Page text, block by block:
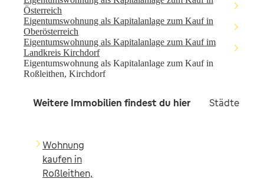
Österreich
Eigentumswohnung als Kapitalanlage zum Kauf in
Oberösterreich
Eigentumswohnung als Kapitalanlage zum Kauf im
Landkreis Kirchdorf
Eigentumswohnung als Kapitalanlage zum Kauf in
Roßleithen, Kirchdorf
Weitere Immobilien findest du hier Städte in
Wohnung
kaufen in
Roßleithen,